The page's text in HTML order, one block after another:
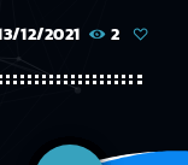
12/2021 2